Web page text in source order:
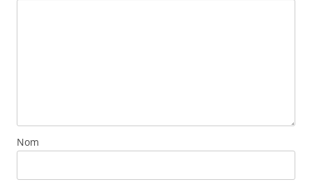
Nom